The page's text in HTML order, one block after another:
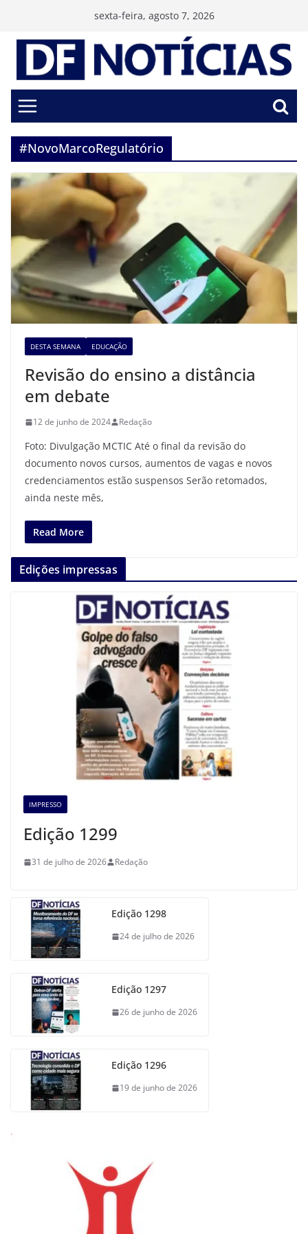
conteúdo
sexta-feira, agosto 7, 2026
#NovoMarcoRegulatório
DESTA SEMANA EDUCAÇÃO
Revisão do ensino a distância
em debate
12 de junho de 2024 Redação
Foto: Divulgação MCTIC Até o final da revisão do
documento novos cursos, aumentos de vagas e novos
credenciamentos estão suspensos Serão retomados,
ainda neste mês,
Read More
Edições impressas
IMPRESSO
Edição 1299
31 de julho de 2026 Redação
Edição 1298
24 de julho de 2026
Edição 1297
26 de junho de 2026
Edição 1296
19 de junho de 2026